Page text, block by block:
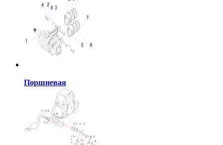
Поршневая